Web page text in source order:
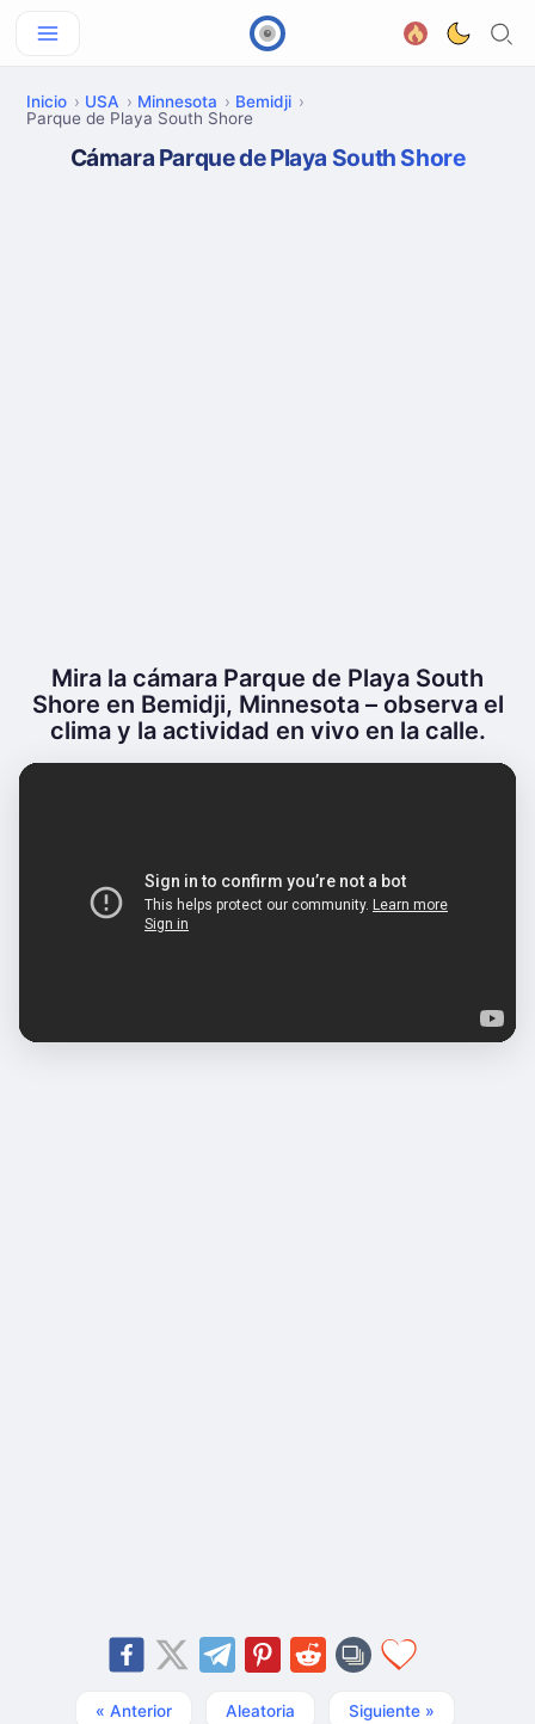
Inicio USA Minnesota
Bemidji
Parque de Playa South Shore
Cámara Parque de Playa South Shore
Mira la cámara Parque de Playa South
Shore en Bemidji, Minnesota – observa el
clima y la actividad en vivo en la calle.
« Anterior Aleatoria Siguiente »